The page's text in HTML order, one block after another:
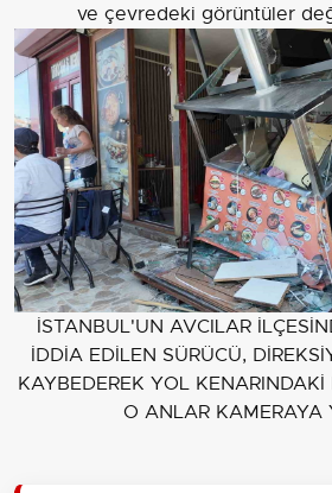
ve çevredeki görüntüler
İSTANBUL'UN AVCILAR
İDDİA EDİLEN SÜRÜCÜ,
KAYBEDEREK YOL
O ANLAR KAMERAYA